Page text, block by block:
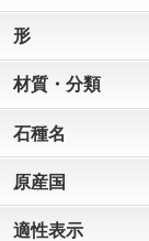
形
材質・分類
石種名
原産国
適性表示